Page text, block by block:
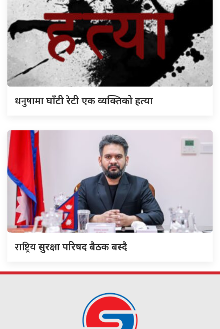
धनुषामाघाँटी रेटी एक व्यक्तिको हत्या
राष्ट्रियसुरक्षा परिषद बैठक बस्दै